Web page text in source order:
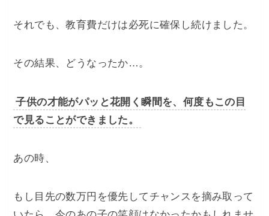
​それでも、教育費だけは必死に確保し続けました。
​その結果、どうなったか…。
子供の才能がパッと花開く瞬間を、何度もこの目
で見ることができました。
​あの時、
もし目先の数万円を優先してチャンスを摘み取って